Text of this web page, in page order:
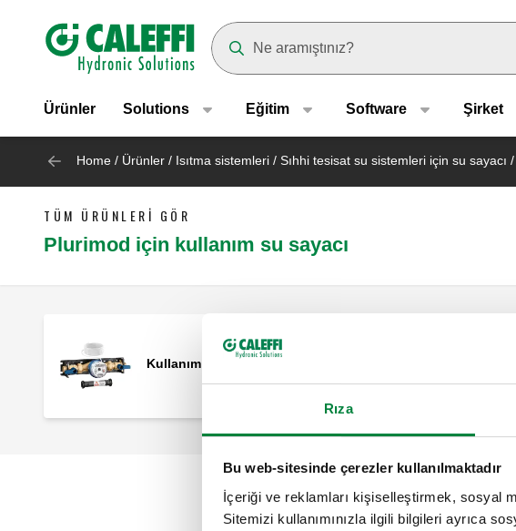
Rıza
Bu web-sitesinde çerezler kullanılmaktadır
İçeriği ve reklamları kişiselleştirmek, sosyal
Sitemizi kullanımınızla ilgili bilgileri ayrıca
Header main navigation
Ürünler Solutions Eğitim Software Şirket
Home / Ürünler / Isıtma sistemleri / Sıhhi tesisat su sistemleri için su sayacı /
TÜM ÜRÜNLERI GÖR
Plurimod için kullanım su sayacı
Kullanım suyu ölçüm kiti.